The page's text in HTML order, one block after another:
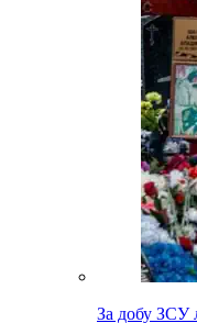
За добу ЗСУ